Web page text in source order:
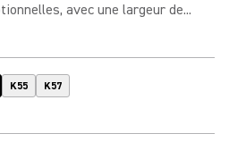
avec une largeur de...
K55 K57